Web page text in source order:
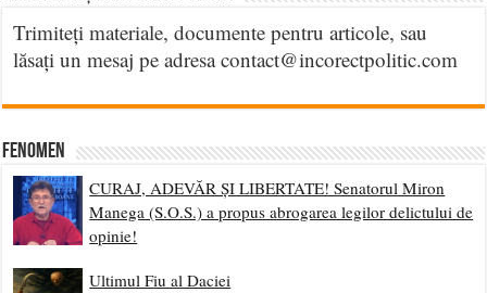
Trimiteți materiale, documente pentru articole, sau
lăsați un mesaj pe adresa contact@incorectpolitic.com
Fenomen
CURAJ, ADEVĂR ȘI LIBERTATE! Senatorul Miron
Manega (S.O.S.) a propus abrogarea legilor delictului de
opinie!
Ultimul Fiu al Daciei